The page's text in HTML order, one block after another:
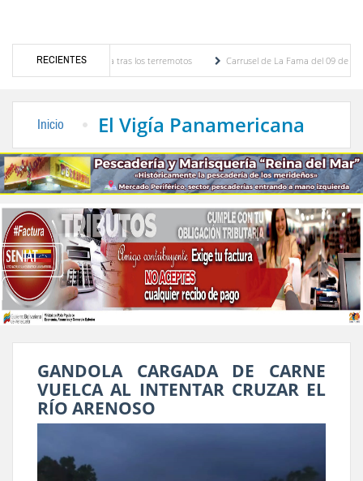
RECIENTES
de Maiquetía tras los terremotos
Carrusel de La Fama del 09 de agosto
Inicio El Vigía Panamericana
GANDOLA CARGADA DE CARNE
VUELCA AL INTENTAR CRUZAR EL
RÍO ARENOSO